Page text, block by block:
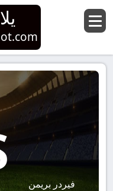
فيردر بريمن